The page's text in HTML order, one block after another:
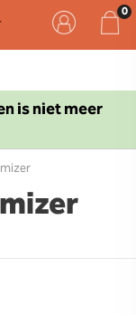
is niet meer